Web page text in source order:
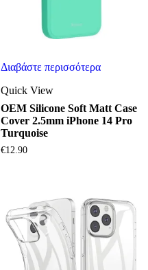
Διαβάστε περισσότερα
Quick View
OEM Silicone Soft Matt Case
Cover 2.5mm iPhone 14 Pro
Turquoise
€12.90